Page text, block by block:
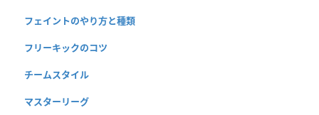
フェイントのやり方と種類
フリーキックのコツ
チームスタイル
マスターリーグ